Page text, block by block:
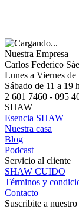
Nuestra Empresa
Carlos Federico
Lunes a Viernes
Sábado de 11 a 19
2 601 7460 - 095
SHAW
Esencia SHAW
Nuestra casa
Blog
Podcast
Servicio al cliente
SHAW CUIDO
Términos y
Contacto
Suscribite a